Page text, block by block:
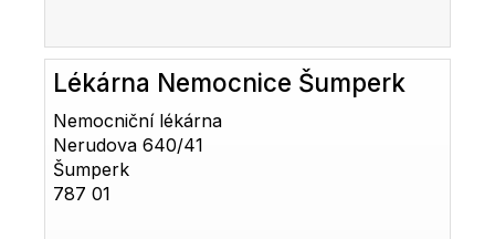
Lékárna Nemocnice Šumperk
Nemocniční lékárna
Nerudova 640/41
Šumperk
787 01